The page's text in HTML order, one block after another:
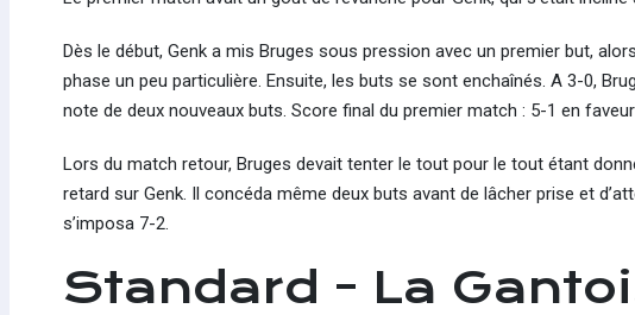
Dès le début, Genk a mis Bruges sous pression avec un premier but,
phase un peu particulière. Ensuite, les buts se sont enchaînés. A 3-0,
note de deux nouveaux buts. Score final du premier match : 5-1 en faveur
Lors du match retour, Bruges devait tenter le tout pour le tout étant
retard sur Genk. Il concéda même deux buts avant de lâcher prise et
s’imposa 7-2.
Standard - La